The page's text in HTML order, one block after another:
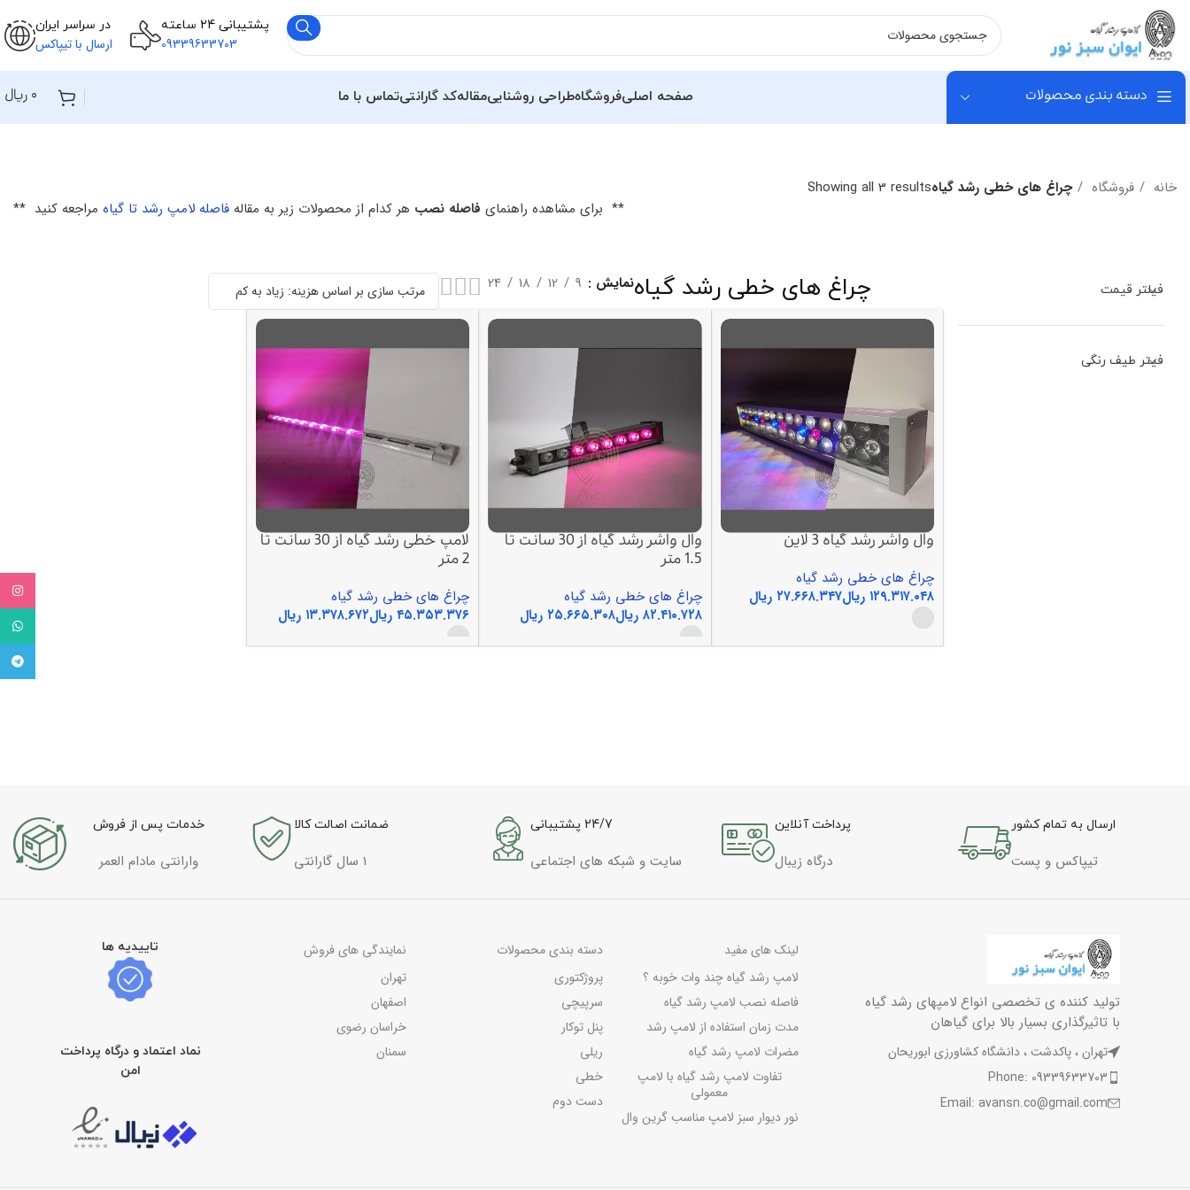
پشتیبانی 24 ساعته
09339633703
در سراسر ایران
ارسال با تیپاکس
دسته بندی محصولات صفحه اصلیفروشگاهطراحی روشناییمقالهکد گارانتیتماس با ما ۰ ریال
خانه فروشگاه چراغ های خطی رشد گیاهShowing all 3 results
** برای مشاهده راهنمای فاصله نصب هر کدام از محصولات زیر به مقاله فاصله لامپ رشد تا گیاه مراجعه کنید **
فیلتر قیمت
فیتر طیف رنگی
چراغ های خطی رشد گیاهنمایش 9
12
18
24
وال واشر رشد گیاه 3 لاین
چراغ های خطی رشد گیاه
ریال
ریال
انتخاب گزینه ها
وال واشر رشد گیاه از 30 سانت تا
1.5 متر
چراغ های خطی رشد گیاه
ریال
ریال
لامپ خطی رشد گیاه از 30 سانت تا
2 متر
چراغ های خطی رشد گیاه
ریال
ریال
ارسال به تمام کشور
تیپاکس و پست
پرداخت آنلاین
درگاه زیبال
24/7 پشتیبانی
سایت و شبکه های اجتماعی
ضمانت اصالت کالا
1 سال گارانتی
خدمات پس از فروش
وارانتی مادام العمر
تولید کننده ی تخصصی انواع لامپهای رشد گیاه
با تاثیرگذاری بسیار بالا برای گیاهان
تهران ، پاکدشت ، دانشگاه کشاورزی ابوریحان
Phone: 09339633703
Email: avansn.co@gmail.com
لینک های مفید
لامپ رشد گیاه چند وات خوبه ؟
فاصله نصب لامپ رشد گیاه
مدت زمان استفاده از لامپ رشد
مضرات لامپ رشد گیاه
تفاوت لامپ رشد گیاه با لامپ
معمولی
نور دیوار سبز لامپ مناسب گرین وال
دسته بندی محصولات
پروژکتوری
سرپیچی
پنل توکار
ریلی
خطی
دست دوم
نمایندگی های فروش
تهران
اصفهان
خراسان رضوی
سمنان
تاییدیه ها
نماد اعتماد و درگاه پرداخت
امن
تلگرام